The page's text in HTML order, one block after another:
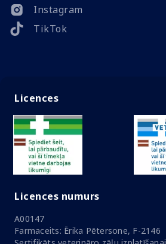
Instagram
TikTok
Licences
Licences numurs
A00147
Farmaceits: Ērika Pētersone, F-2146